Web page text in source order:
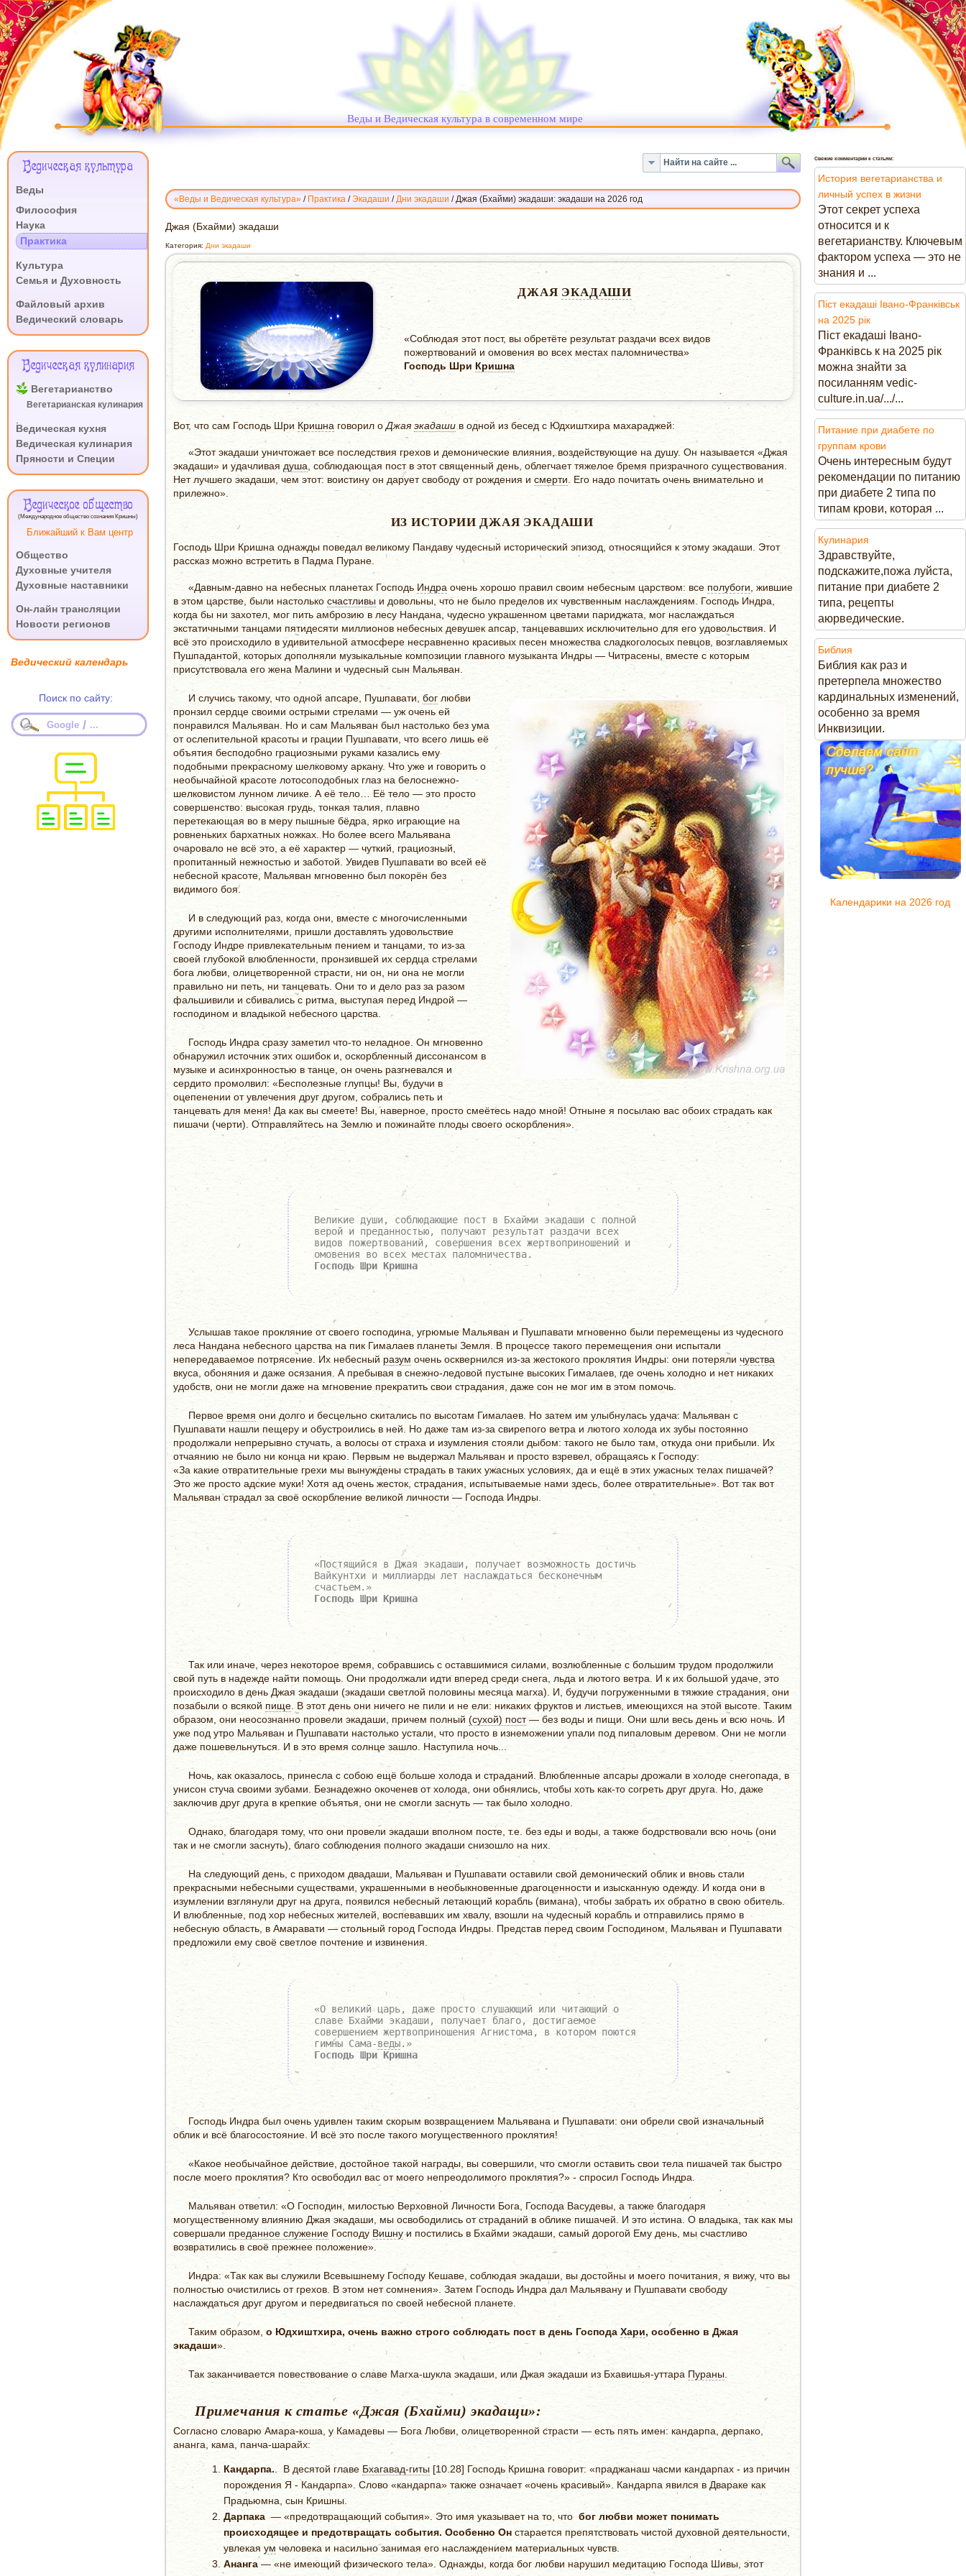
Веды и Ведическая культура в современном мире
«Веды и Ведическая культура» / Практика /Экадаши /Дни экадаши /Джая (Бхайми) экадаши: экадаши на 2026 год
ДЖАЯ
(БХАЙМИ)
ЭКАДАШИ
Джая (Бхайми) экадаши
Категория: Дни экадаши
ДЖАЯ ЭКАДАШИ
«Соблюдая этот пост, вы обретёте результат раздачи всех видов
пожертвований и омовения во всех местах паломничества»
Господь Шри Кришна
Вот, что сам Господь Шри Кришна говорил о Джаяэкадаши в одной из бесед с Юдхиштхира махараджей:
«Этот экадаши уничтожает все последствия грехов и демонические влияния, воздействующие на душу. Он называется «Джая
экадаши» и удачливая душа , соблюдающая пост в этот священный день, облегчает тяжелое бремя призрачного существования.
Нет лучшего экадаши, чем этот: воистину он дарует свободу от рождения и смерти . Его надо почитать очень внимательно и
прилежно».
ИЗ ИСТОРИИ ДЖАЯ ЭКАДАШИ
Господь Шри Кришна однажды поведал великому Пандаву чудесный исторический эпизод, относящийся к этому экадаши. Этот
раcсказ можно встретить в Падма Пуране.
«Давным-давно на небесных планетах Господь Индра очень хорошо правил своим небесным царством: все полубоги , жившие
в этом царстве, были настолько счастливы и довольны, что не было пределов их чувственным наслаждениям. Господь Индра,
когда бы ни захотел, мог пить амброзию в лесу Нандана, чудесно украшенном цветами париджата, мог наслаждаться
экстатичными танцами пятидесяти миллионов небесных девушек апсар, танцевавших исключительно для его удовольствия. И
всё это происходило в удивительной атмосфере несравненно красивых песен множества сладкоголосых певцов, возглавляемых
Пушпадантой, которых дополняли музыкальные композиции главного музыканта Индры — Читрасены, вместе с которым
присутствовала его жена Малини и чудесный сын Мальяван.
И случись такому, что одной апсаре, Пушпавати, бог любви
пронзил сердце своими острыми стрелами — уж очень ей
понравился Мальяван. Но и сам Мальяван был настолько без ума
от ослепительной красоты и грации Пушпавати, что всего лишь её
объятия бесподобно грациозными руками казались ему
подобными прекрасному шелковому аркану. Что уже и говорить о
необычайной красоте лотосоподобных глаз на белоснежно-
шелковистом лунном личике. А её тело… Её тело — это просто
совершенство: высокая грудь, тонкая талия, плавно
перетекающая во в меру пышные бёдра, ярко играющие на
ровненьких бархатных ножках. Но более всего Мальявана
очаровало не всё это, а её характер — чуткий, грациозный,
пропитанный нежностью и заботой. Увидев Пушпавати во всей её
небесной красоте, Мальяван мгновенно был покорён без
видимого боя.
И в следующий раз, когда они, вместе с многочисленными
другими исполнителями, пришли доставлять удовольствие
Господу Индре привлекательным пением и танцами, то из-за
своей глубокой влюбленности, пронзившей их сердца стрелами
бога любви, олицетворенной страсти, ни он, ни она не могли
правильно ни петь, ни танцевать. Они то и дело раз за разом
фальшивили и сбивались с ритма, выступая перед Индрой —
господином и владыкой небесного царства.
Господь Индра сразу заметил что-то неладное. Он мгновенно
обнаружил источник этих ошибок и, оскорбленный диссонансом в
музыке и асинхронностью в танце, он очень разгневался и
сердито промолвил: «Бесполезные глупцы! Вы, будучи в
оцепенении от увлечения друг другом, собрались петь и
танцевать для меня! Да как вы смеете! Вы, наверное, просто смеётесь надо мной! Отныне я посылаю вас обоих страдать как
пишачи (черти). Отправляйтесь на Землю и пожинайте плоды своего оскорбления».
Великие души, соблюдающие пост в Бхайми экадаши с полной
верой и преданностью, получают результат раздачи всех
видов пожертвований, совершения всех жертвоприношений и
омовения во всех местах паломничества.
Господь Шри Кришна
Услышав такое прокляние от своего господина, угрюмые Мальяван и Пушпавати мгновенно были перемещены из чудесного
леса Нандана небесного царства на пик Гималаев планеты Земля. В процессе такого перемещения они испытали
непередаваемое потрясение. Их небесный разум очень осквернился из-за жестокого проклятия Индры: они потеряли чувства
вкуса, обоняния и даже осязания. А пребывая в снежно-ледовой пустыне высоких Гималаев, где очень холодно и нет никаких
удобств, они не могли даже на мгновение прекратить свои страдания, даже сон не мог им в этом помочь.
Первое время они долго и бесцельно скитались по высотам Гималаев. Но затем им улыбнулась удача: Мальяван с
Пушпавати нашли пещеру и обустроились в ней. Но даже там из-за свирепого ветра и лютого холода их зубы постоянно
продолжали непрерывно стучать, а волосы от страха и изумления стояли дыбом: такого не было там, откуда они прибыли. Их
отчаянию не было ни конца ни краю. Первым не выдержал Мальяван и просто взревел, обращаясь к Господу:
«За какие отвратительные грехи мы вынуждены страдать в таких ужасных условиях, да и ещё в этих ужасных телах пишачей?
Это же просто адские муки! Хотя ад очень жесток, страдания, испытываемые нами здесь, более отвратительные». Вот так вот
Мальяван страдал за своё оскорбление великой личности — Господа Индры.
«Постящийся в Джая экадаши, получает возможность достичь
Вайкунтхи и миллиарды лет наслаждаться бесконечным
счастьем.»
Господь Шри Кришна
Так или иначе, через некоторое время, собравшись с оставшимися силами, возлюбленные с большим трудом продолжили
свой путь в надежде найти помощь. Они продолжали идти вперед среди снега, льда и лютого ветра. И к их большой удаче, это
происходило в день Джая экадаши (экадаши светлой половины месяца магха). И, будучи погруженными в тяжкие страдания, они
позабыли о всякой пище . В этот день они ничего не пили и не ели: никаких фруктов и листьев, имеющихся на этой высоте. Таким
образом, они неосознанно провели экадаши, причем полный (сухой) пост— без воды и пищи. Они шли весь день и всю ночь. И
уже под утро Мальяван и Пушпавати настолько устали, что просто в изнеможении упали под пипаловым деревом. Они не могли
даже пошевельнуться. И в это время солнце зашло. Наступила ночь...
Ночь, как оказалось, принесла с собою ещё больше холода и страданий. Влюбленные апсары дрожали в холоде снегопада, в
унисон стуча своими зубами. Безнадежно окоченев от холода, они обнялись, чтобы хоть как-то согреть друг друга. Но, даже
заключив друг друга в крепкие объятья, они не смогли заснуть — так было холодно.
Однако, благодаря тому, что они провели экадаши вполном посте, т.е. без еды и воды, а также бодрствовали всю ночь (они
так и не смогли заснуть), благо соблюдения полного экадаши снизошло на них.
На следующий день, с приходом двадаши, Мальяван и Пушпавати оставили свой демонический облик и вновь стали
прекрасными небесными существами, украшенными в необыкновенные драгоценности и изысканную одежду. И когда они в
изумлении взглянули друг на друга, появился небесный летающий корабль (вимана), чтобы забрать их обратно в свою обитель.
И влюбленные, под хор небесных жителей, воспевавших им хвалу, взошли на чудесный корабль и отправились прямо в
небесную область, в Амаравати — стольный город Господа Индры. Представ перед своим Господином, Мальяван и Пушпавати
предложили ему своё светлое почтение и извинения.
«О великий царь, даже просто слушающий или читающий о
славе Бхайми экадаши, получает благо, достигаемое
совершением жертвоприношения Агнистома, в котором поются
гимны Сама-веды.»
Господь Шри Кришна
Господь Индра был очень удивлен таким скорым возвращением Мальявана и Пушпавати: они обрели свой изначальный
облик и всё благосостояние. И всё это после такого могущественного проклятия!
«Какое необычайное действие, достойное такой награды, вы совершили, что смогли оставить свои тела пишачей так быстро
после моего проклятия? Кто освободил вас от моего непреодолимого проклятия?» - спросил Господь Индра.
Мальяван ответил: «О Господин, милостью Верховной Личности Бога, Господа Васудевы, а также благодаря
могущественному влиянию Джая экадаши, мы освободились от страданий в облике пишачей. И это истина. О владыка, так как мы
совершали преданное служение Господу Вишнуи постились в Бхайми экадаши, самый дорогой Ему день, мы счастливо
возвратились в своё прежнее положение».
Индра: «Так как вы служили Всевышнему Господу Кешаве, соблюдая экадаши, вы достойны и моего почитания, я вижу, что вы
полностью очистились от грехов. В этом нет сомнения». Затем Господь Индра дал Мальявану и Пушпавати свободу
наслаждаться друг другом и передвигаться по своей небесной планете.
Таким образом, о Юдхиштхира, очень важно строго соблюдать пост в день Господа Хари, особенно в Джая
экадаши».
Так заканчивается повествование о славе Магха-шукла экадаши, или Джая экадаши из Бхавишья-уттара Пураны
Примечания к статье «Джая (Бхайми) экадащи»:
Согласно словарю Амара-коша, у Камадевы — Бога Любви, олицетворенной страсти — есть пять имен: кандарпа, дерпако,
ананга, кама, панча-шарайх:
Кандарпа. . В десятой главе Бхагавад-гиты [10.28] Господь Кришна говорит: «праджанаш часми кандарпах - из причин
порождения Я - Кандарпа». Слово «кандарпа» также означает «очень красивый». Кандарпа явился в Двараке как
Прадьюмна, сын Кришны.
Дарпака — «предотвращающий события». Это имя указывает на то, что бог любви может понимать
происходящее и предотвращать события. Особенно Он старается препятствовать чистой духовной деятельности,
увлекая ум человека и насильно занимая его наслаждением материальных чувств.
Ананга — «не имеющий физического тела». Однажды, когда бог любви нарушил медитацию Господа Шивы, этот
Меню
Ведическая культура
Веды
Философия
Наука
Практика
Культура
Семья и Духовность
Файловый архив
Ведический словарь
Ведическая кулинария
Вегетарианство
Вегетарианская кулинария
Ведическая кухня
Ведическая кулинария
Пряности и Специи
Ведическое общество
(Международное общество сознания Кришны)
Ближайший к Вам центр
Общество
Духовные учителя
Духовные наставники
Он-лайн трансляции
Новости регионов
Ведический календарь
Поиск по сайту:
Google / ...
Свежие комментарии к статьям:
История вегетарианства и
личный успех в жизни
Этот секрет успеха
относится и к
вегетарианству. Ключевым
фактором успеха — это не
знания и ...
Піст екадаші Івано-Франківськ
на 2025 рік
Піст екадаші Івано-
Франківсь к на 2025 рік
можна знайти за
посиланням vedic-
culture.in.ua/.../...
Питание при диабете по
группам крови
Очень интересным будут
рекомендации по питанию
при диабете 2 типа по
типам крови, которая ...
Кулинария
Здравствуйте,
подскажите,пожа луйста,
питание при диабете 2
типа, рецепты
аюрведические.
Библия
Библия как раз и
претерпела множество
кардинальных изменений,
особенно за время
Инквизиции.
Календарики на 2026 год